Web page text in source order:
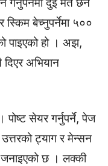
स्किम बेच्नुपर्नेमा ५००
पाइएको हो । अझ,
अभियान
सेयर गर्नुपर्ने, पेज
ट्याग र मेन्सन
जनाइएको छ । लक्की